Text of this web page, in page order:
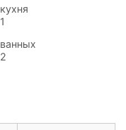
кухня
1
ванных
2